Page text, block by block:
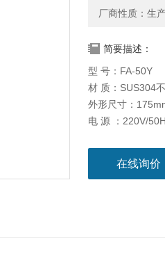
厂商性质：生
简要描述：
型 号：FA-50Y
材 质：SUS304
外形尺寸：
电 源 ：220V/
单罐容积：100ml
在线询价